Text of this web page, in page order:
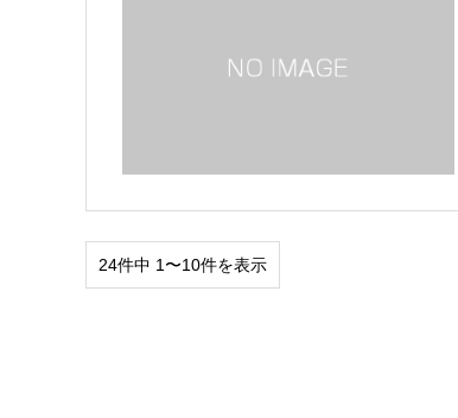
24件中 1〜10件を表示